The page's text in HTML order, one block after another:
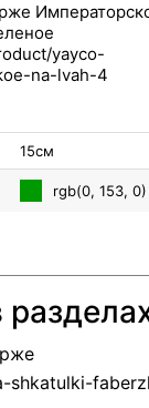
15см
rgb(0, 153, 0)